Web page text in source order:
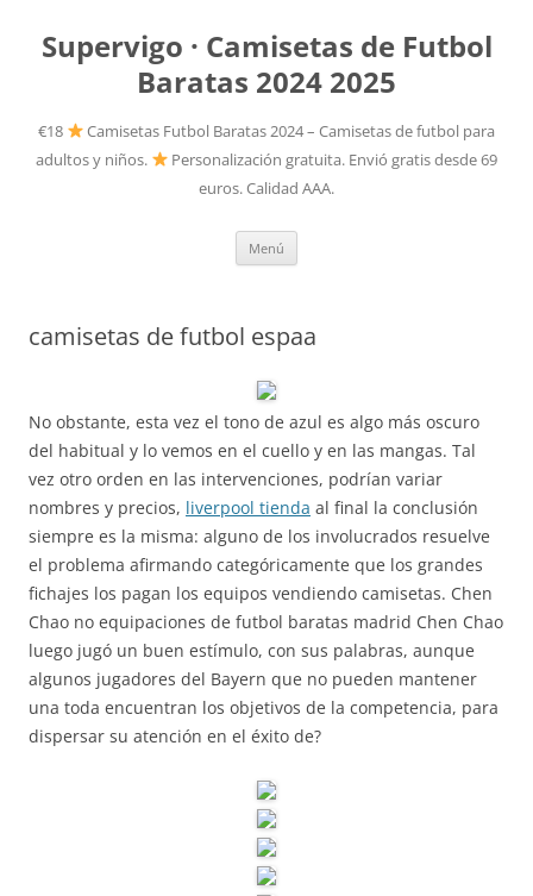
Supervigo · Camisetas de Futbol
Baratas 2024 2025
€18
Camisetas Futbol Baratas 2024 – Camisetas de futbol para
adultos y niños.
Personalización gratuita. Envió gratis desde 69
euros. Calidad AAA.
Menú
camisetas de futbol espaa
No obstante, esta vez el tono de azul es algo más oscuro
del habitual y lo vemos en el cuello y en las mangas. Tal
vez otro orden en las intervenciones, podrían variar
nombres y precios, liverpool tienda al final la conclusión
siempre es la misma: alguno de los involucrados resuelve
el problema afirmando categóricamente que los grandes
fichajes los pagan los equipos vendiendo camisetas. Chen
Chao no equipaciones de futbol baratas madrid Chen Chao
luego jugó un buen estímulo, con sus palabras, aunque
algunos jugadores del Bayern que no pueden mantener
una toda encuentran los objetivos de la competencia, para
dispersar su atención en el éxito de?